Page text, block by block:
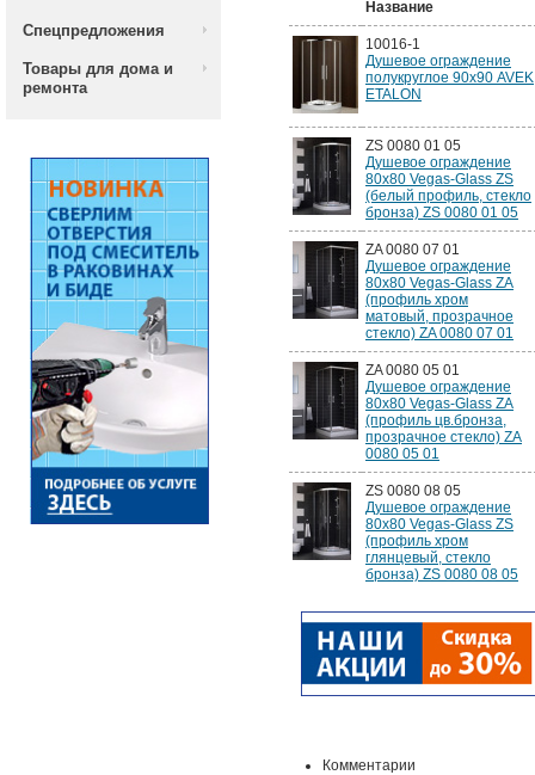
Спецпредложения
Товары для дома и
ремонта
Название
10016-1
Душевое ограждение
полукруглое 90х90 AVEK
ETALON
ZS 0080 01 05
Душевое ограждение
80x80 Vegas-Glass ZS
(белый профиль, стекло
бронза) ZS 0080 01 05
ZA 0080 07 01
Душевое ограждение
80x80 Vegas-Glass ZA
(профиль хром
матовый, прозрачное
стекло) ZA 0080 07 01
ZA 0080 05 01
Душевое ограждение
80x80 Vegas-Glass ZA
(профиль цв.бронза,
прозрачное стекло) ZA
0080 05 01
ZS 0080 08 05
Душевое ограждение
80x80 Vegas-Glass ZS
(профиль хром
глянцевый, стекло
бронза) ZS 0080 08 05
Комментарии